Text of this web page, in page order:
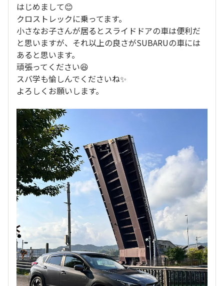
はじめまして😊
クロストレックに乗ってます。
小さなお子さんが居るとスライドドアの車は便利だ
と思いますが、それ以上の良さがSUBARUの車には
あると思います。
頑張ってください😆
スバ学も愉しんでくださいね✨
よろしくお願いします。